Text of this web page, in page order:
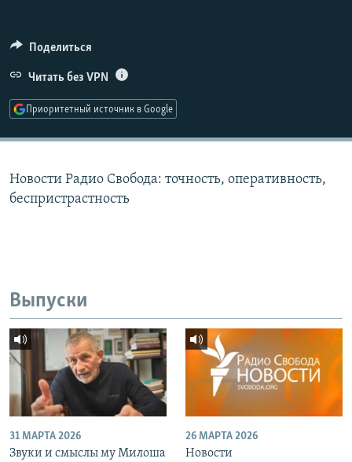
ПОДПИШИТЕСЬ НА РАССЫЛКУ
СОЦИАЛЬНЫЕ СЕТИ
Поделиться
Читать без VPN
Приоритетный источник в Google
Новости Радио Свобода: точность, оперативность,
беспристрастность
Выпуски
31 МАРТА 2026
Звуки и смыслы му Милоша
26 МАРТА 2026
Новости